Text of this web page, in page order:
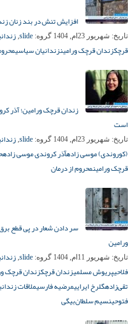
افزایش تنش در بند زنان
تاریخ: شهریور 23ام, 1404 گروه: slide
,
قرچکزندان قرچک ورامینزندانیان سیاسی
زندان قرچک ورامین؛ آذر
است
تاریخ: شهریور 23ام, 1404 گروه: slide
,
(کوروندی) موسی زادهآذر کروندی موسی زاده
قرچک ورامینمحروم از درمان
سر دادن شعار در پی قطع
ورامین
تاریخ: شهریور 11ام, 1404 گروه: slide
,
فلاحیپریوش مسلمیزندان قرچکزندان قرچک
تقی‌زادهگلرخ ایراییمرضیه فارسیملاقات
فتوحینسیم سلطان‌بیگی